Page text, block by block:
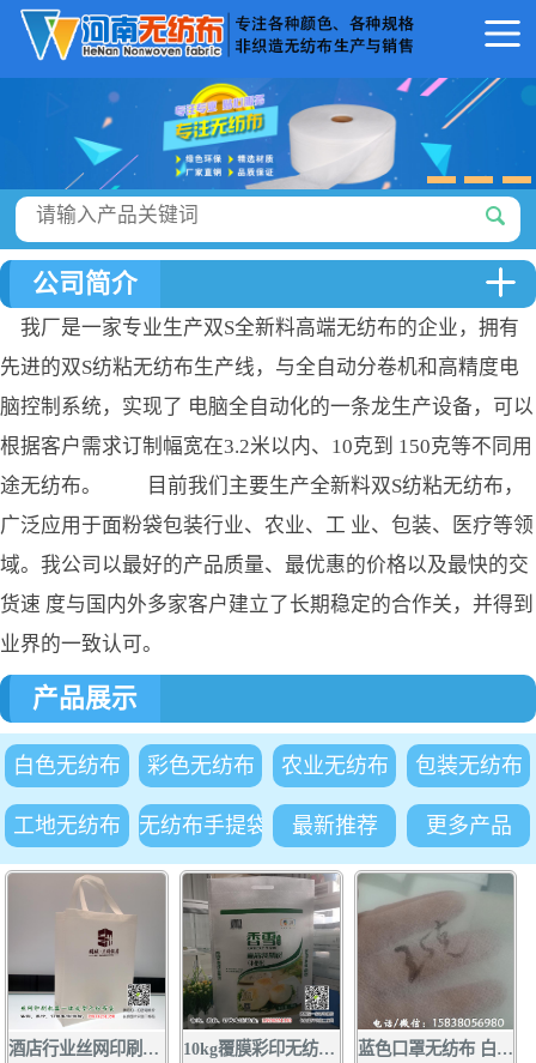
公司简介
我厂是一家专业生产双S全新料高端无纺布的企业，拥有
先进的双S纺粘无纺布生产线，与全自动分卷机和高精度电
脑控制系统，实现了 电脑全自动化的一条龙生产设备，可以
根据客户需求订制幅宽在3.2米以内、10克到 150克等不同用
途无纺布。 目前我们主要生产全新料双S纺粘无纺布，
广泛应用于面粉袋包装行业、农业、工 业、包装、医疗等领
域。我公司以最好的产品质量、最优惠的价格以及最快的交
货速 度与国内外多家客户建立了长期稳定的合作关，并得到
业界的一致认可。
产品展示
白色无纺布 彩色无纺布 农业无纺布 包装无纺布
工地无纺布 无纺布手提袋 最新推荐 更多产品
酒店行业丝网印刷手提袋广告订做 1000条起量 质优价廉 酒店行业 10kg覆膜彩印无纺布面粉袋批发定做 厂家供应无纺布面粉袋小包装袋 蓝色口罩无纺布 白色口罩无纺布厂家大量现货供应